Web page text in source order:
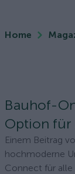
Home
Bauhof-
Option für
Einem Beitrag
hochmoderne
Connect für alle